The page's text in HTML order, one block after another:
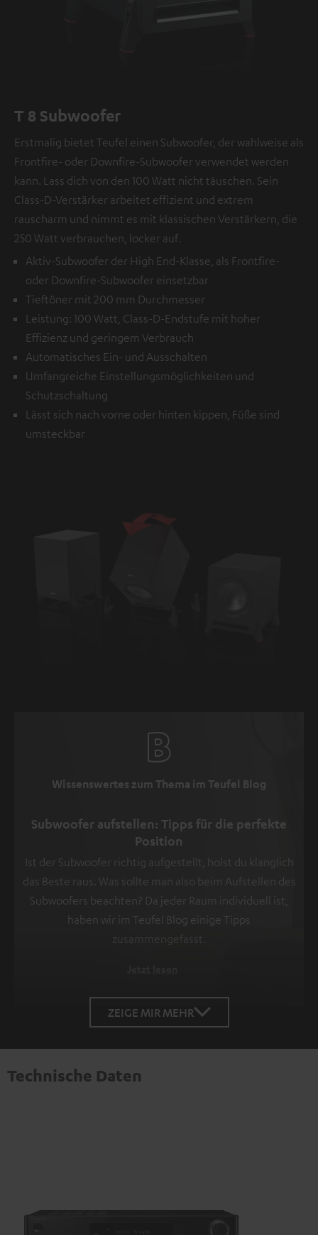
T 8 Subwoofer
Erstmalig bietet Teufel einen Subwoofer, der wahlweise als
Frontfire- oder Downfire-Subwoofer verwendet werden
kann. Lass dich von den 100 Watt nicht täuschen. Sein
Class-D-Verstärker arbeitet effizient und extrem
rauscharm und nimmt es mit klassischen Verstärkern, die
250 Watt verbrauchen, locker auf.
Aktiv-Subwoofer der High End-Klasse, als Frontfire-
oder Downfire-Subwoofer einsetzbar
Tieftöner mit 200 mm Durchmesser
Leistung: 100 Watt, Class-D-Endstufe mit hoher
Effizienz und geringem Verbrauch
Automatisches Ein- und Ausschalten
Umfangreiche Einstellungsmöglichkeiten und
Schutzschaltung
Lässt sich nach vorne oder hinten kippen, Füße sind
umsteckbar
Wissenswertes zum Thema im Teufel Blog
Subwoofer aufstellen: Tipps für die perfekte
Position
Ist der Subwoofer richtig aufgestellt, holst du klanglich
das Beste raus. Was sollte man also beim Aufstellen des
Subwoofers beachten? Da jeder Raum individuell ist,
haben wir im Teufel Blog einige Tipps
zusammengefasst.
ZEIGE MIR MEHR
Technische Daten